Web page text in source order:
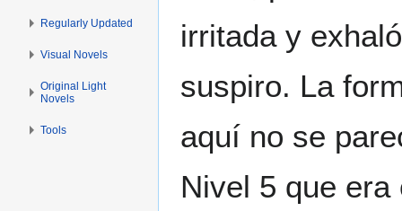
irritada y
suspiro. La
aquí no se
Nivel 5 que era
Regularly Updated
Visual Novels
Original Light
Novels
Tools